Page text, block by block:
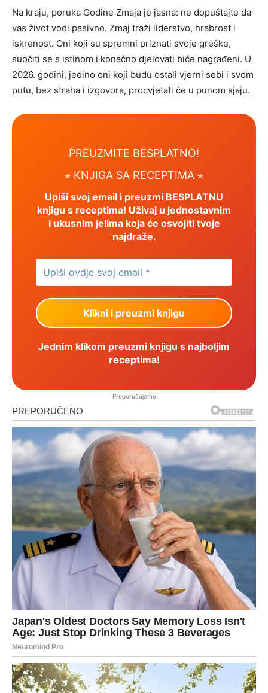
Na kraju, poruka Godine Zmaja je jasna: ne dopuštajte da
vas život vodi pasivno. Zmaj traži liderstvo, hrabrost i
iskrenost. Oni koji su spremni priznati svoje greške,
suočiti se s istinom i konačno djelovati biće nagrađeni. U
2026. godini, jedino oni koji budu ostali vjerni sebi i svom
putu, bez straha i izgovora, procvjetati će u punom sjaju.
PREUZMITE BESPLATNO!
⋆ KNJIGA SA RECEPTIMA ⋆
Upiši svoj email i preuzmi BESPLATNU
knjigu s receptima! Uživaj u jednostavnim
i ukusnim jelima koja će osvojiti tvoje
najdraže.
Jednim klikom preuzmi knjigu s najboljim
receptima!
Preporučujemo